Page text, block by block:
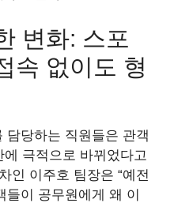
변화: 스포
속 없이도 형
담당하는 직원들은 관객
극적으로 바뀌었다고
인 이주호 팀장은 “예전
들이 공무원에게 왜 이